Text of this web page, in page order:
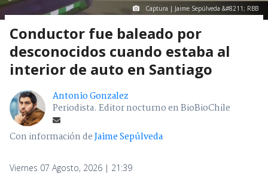
Captura | Jaime Sepúlveda &#8211; RBB
Conductor fue baleado por
desconocidos cuando estaba al
interior de auto en Santiago
Antonio Gonzalez
Periodista. Editor nocturno en BioBioChile
Con información deJaime Sepúlveda
Viernes 07 Agosto, 2026 | 21:39